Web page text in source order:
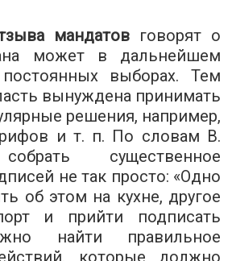
мандатов говорят о
может в дальнейшем
выборах. Тем
вынуждена принимать
решения, например,
и т. п. По словам В.
существенное
не так просто: «Одно
об этом на кухне, другое
и прийти подписать
найти правильное
которые должно